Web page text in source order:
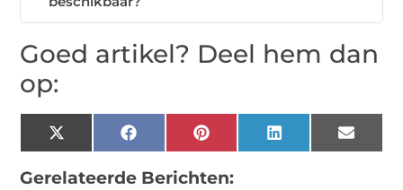
Goed artikel? Deel hem dan
op:
X
(Twitter)
Facebook Pinterest LinkedIn Email
Gerelateerde Berichten: